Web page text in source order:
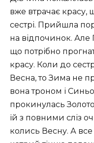
вже втрачає красу,
сестрі. Прийшла
на відпочинок. Але
що потрібно
красу. Коли до
Весна, то Зима не
вона троном і
прокинулась
їй з повними сліз
колись Весну. А